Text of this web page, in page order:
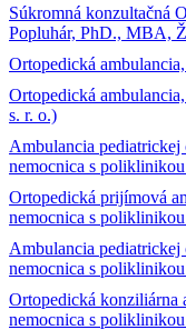
Súkromná konzultačná
Popluhár, PhD., MBA,
Ortopedická
Ortopedická
s. r. o.)
Ambulancia
nemocnica s
Ortopedická prijímová
nemocnica s
Ambulancia
nemocnica s
Ortopedická konziliárna
nemocnica s